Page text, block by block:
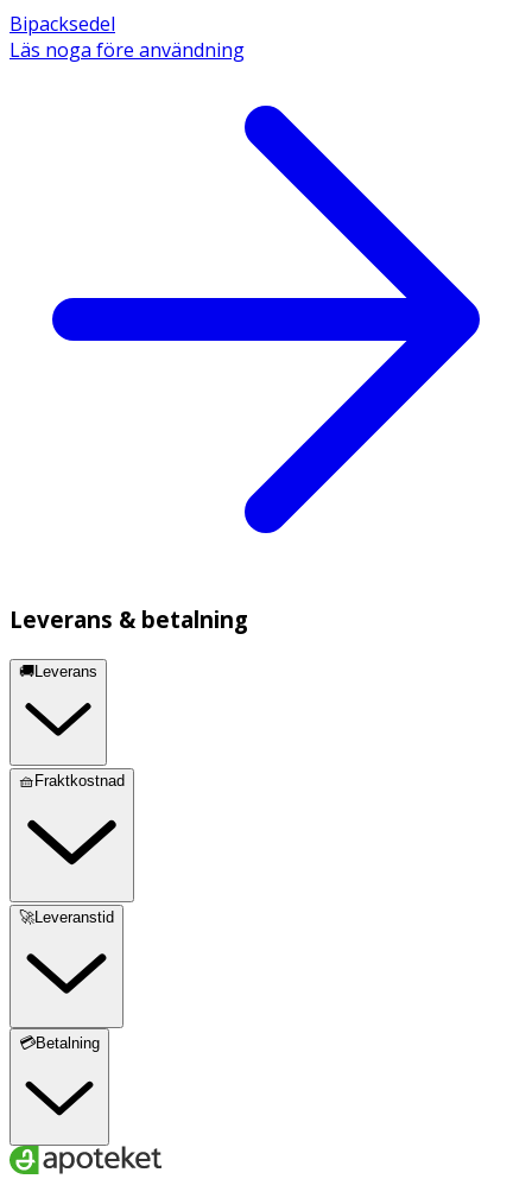
Bipacksedel
Läs noga före användning
Leverans & betalning
🚚Leverans
🧺Fraktkostnad
🚀Leveranstid
💳Betalning